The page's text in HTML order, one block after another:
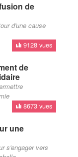
de
d'une cause
9128 vues
de
8673 vues
une
s'engager vers